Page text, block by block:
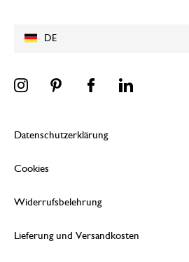
DE
Datenschutzerklärung
Cookies
Widerrufsbelehrung
Lieferung und Versandkosten